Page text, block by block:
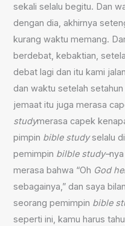
sekali selalu begitu. Dan
dengan dia, akhirnya
kurang waktu memang.
berdebat, kebaktian,
debat lagi dan itu kami
dan waktu setelah
jemaat itu juga merasa
studymerasa capek
pimpin bible studyselalu
pemimpin bilble study–
merasa bahwa “Oh God
sebagainya,” dan saya
seorang pemimpin bible
seperti ini, kamu harus